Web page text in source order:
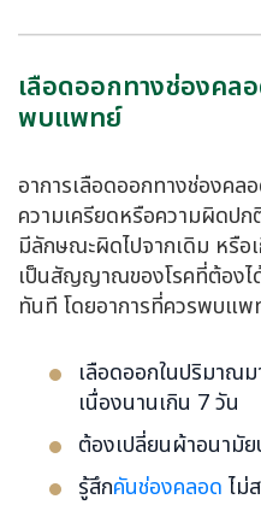
เลือดออกทางช่องคล
พบแพทย์
อาการเลือดออกทางช่องคล
ความเครียดหรือความผิดป
มีลักษณะผิดไปจากเดิม หรือ
เป็นสัญญาณของโรคที่ต้อง
ทันที โดยอาการที่ควรพบแพ
เลือดออกในปริมาณ
เนื่องนานเกิน 7 วัน
ต้องเปลี่ยนผ้าอนามั
รู้สึกคันช่องคลอด ไม่